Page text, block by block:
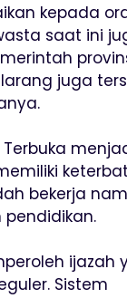
kepada
saat ini
juga
Terbuka
bekerja
ijazah
Sistem